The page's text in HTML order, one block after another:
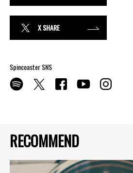
RECOMMEND
X SHARE
Spincoaster SNS